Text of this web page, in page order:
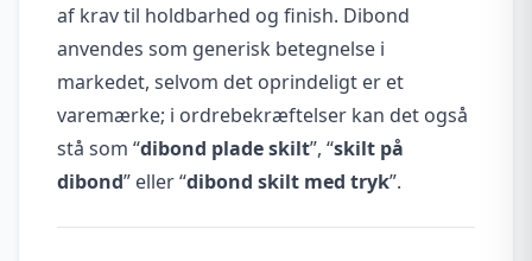
af krav til holdbarhed og finish. Dibond
anvendes som generisk betegnelse i
markedet, selvom det oprindeligt er et
varemærke; i ordrebekræftelser kan det også
stå som “dibond plade skilt”, “skilt på
dibond” eller “dibond skilt med tryk”.